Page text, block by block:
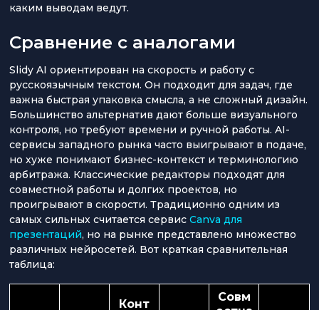
каким выводам ведут.
Сравнение с аналогами
Slidy AI ориентирован на скорость и работу с
русскоязычным текстом. Он подходит для задач, где
важна быстрая упаковка смысла, а не сложный дизайн.
Большинство альтернатив дают больше визуального
контроля, но требуют времени и ручной работы. AI-
сервисы западного рынка часто выигрывают в подаче,
но хуже понимают бизнес-контекст и терминологию
арбитража. Классические редакторы подходят для
совместной работы и долгих проектов, но
проигрывают в скорости. Традиционно одним из
самых сильных считается сервис Canva для
презентаций, но на рынке представлено множество
различных нейросетей. Вот краткая сравнительная
таблица:
Конт
Совм